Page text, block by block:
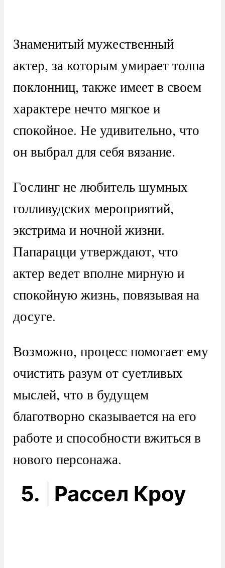
Знаменитый мужественный
актер, за которым умирает толпа
поклонниц, также имеет в своем
характере нечто мягкое и
спокойное. Не удивительно, что
он выбрал для себя вязание.
Гослинг не любитель шумных
голливудских мероприятий,
экстрима и ночной жизни.
Папарацци утверждают, что
актер ведет вполне мирную и
спокойную жизнь, повязывая на
досуге.
Возможно, процесс помогает ему
очистить разум от суетливых
мыслей, что в будущем
благотворно сказывается на его
работе и способности вжиться в
нового персонажа.
5. Рассел Кроу